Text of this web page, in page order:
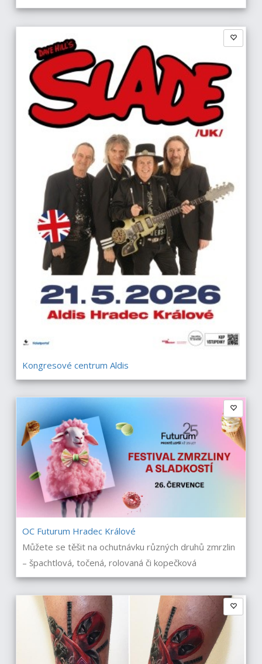
Kongresové centrum Aldis
OC Futurum Hradec Králové
Můžete se těšit na ochutnávku různých druhů zmrzlin
– špachtlová, točená, rolovaná či kopečková